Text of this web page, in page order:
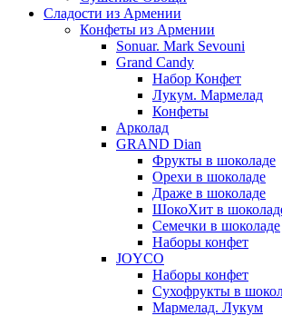
Сладости из Армении
Конфеты из Армении
Sonuar. Mark Sevouni
Grand Candy
Набор Конфет
Лукум. Мармелад
Конфеты
Арколад
GRAND Dian
Фрукты в шоколаде
Орехи в шоколаде
Драже в шоколаде
ШокоХит в
Семечки в шоколаде
Наборы конфет
JOYCO
Наборы конфет
Сухофрукты в
Мармелад. Лукум